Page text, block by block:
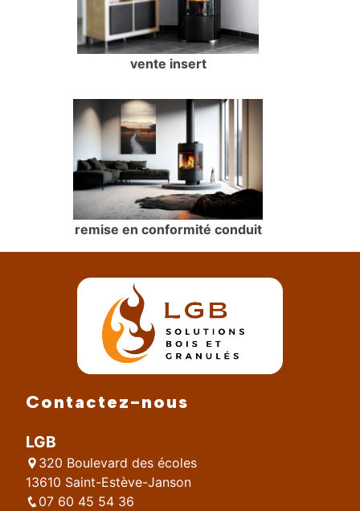
vente insert
remise en conformité conduit
Contactez-nous
LGB
320 Boulevard des écoles
13610 Saint-Estève-Janson
07 60 45 54 36